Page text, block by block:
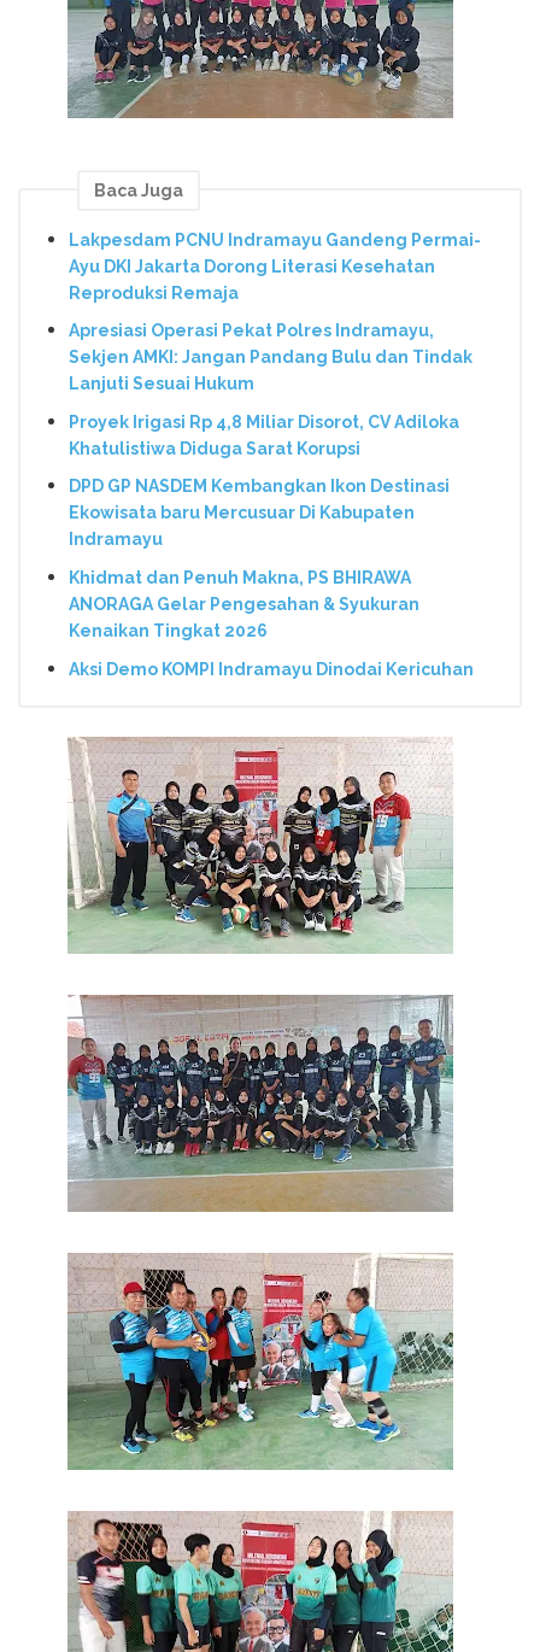
Baca Juga
Lakpesdam PCNU Indramayu Gandeng Permai-
Ayu DKI Jakarta Dorong Literasi Kesehatan
Reproduksi Remaja
Apresiasi Operasi Pekat Polres Indramayu,
Sekjen AMKI: Jangan Pandang Bulu dan Tindak
Lanjuti Sesuai Hukum
Proyek Irigasi Rp 4,8 Miliar Disorot, CV Adiloka
Khatulistiwa Diduga Sarat Korupsi
DPD GP NASDEM Kembangkan Ikon Destinasi
Ekowisata baru Mercusuar Di Kabupaten
Indramayu
Khidmat dan Penuh Makna, PS BHIRAWA
ANORAGA Gelar Pengesahan & Syukuran
Kenaikan Tingkat 2026
Aksi Demo KOMPI Indramayu Dinodai Kericuhan